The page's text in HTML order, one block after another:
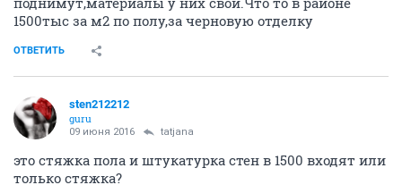
1500тыс за м2 по полу,за черновую отделку
ОТВЕТИТЬ
sten212212
guru
09 июня 2016 tatjana
это стяжка пола и штукатурка стен в 1500 входят или
только стяжка?